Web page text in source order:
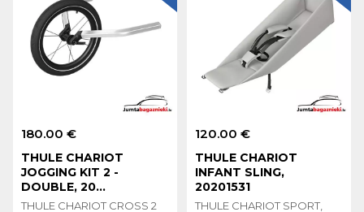
180.00 €
THULE CHARIOT
JOGGING KIT 2 -
DOUBLE, 20...
THULE CHARIOT CROSS 2
120.00 €
THULE CHARIOT
INFANT SLING,
20201531
THULE CHARIOT SPORT,